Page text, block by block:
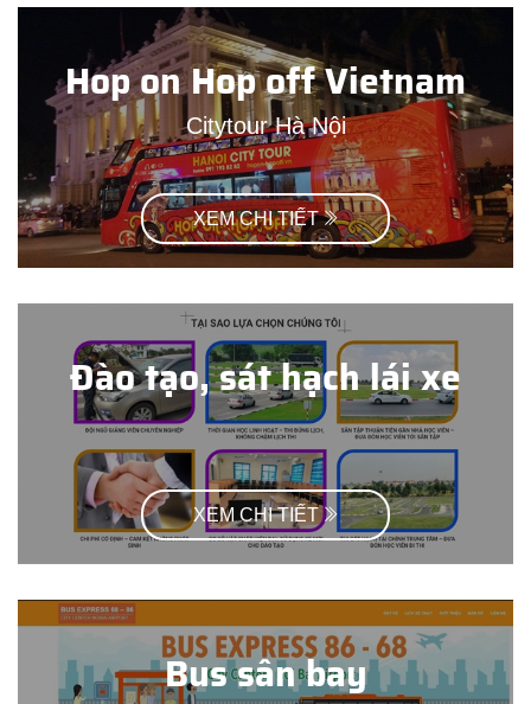
Hop on Hop off Vietnam
Citytour Hà Nội
XEM CHI TIẾT
Đào tạo, sát hạch lái xe
XEM CHI TIẾT
Bus sân bay